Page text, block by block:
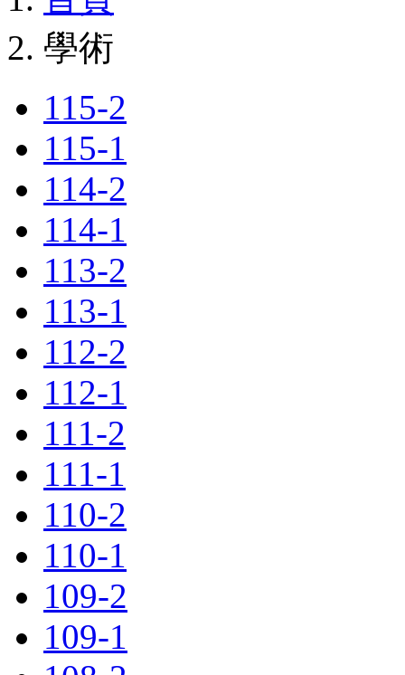
學術
115-2
115-1
114-2
114-1
113-2
113-1
112-2
112-1
111-2
111-1
110-2
110-1
109-2
109-1